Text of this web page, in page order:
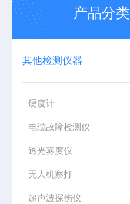
产品分类
其他检测仪器
硬度计
电缆故障检测仪
透光雾度仪
无人机察打
超声波探伤仪